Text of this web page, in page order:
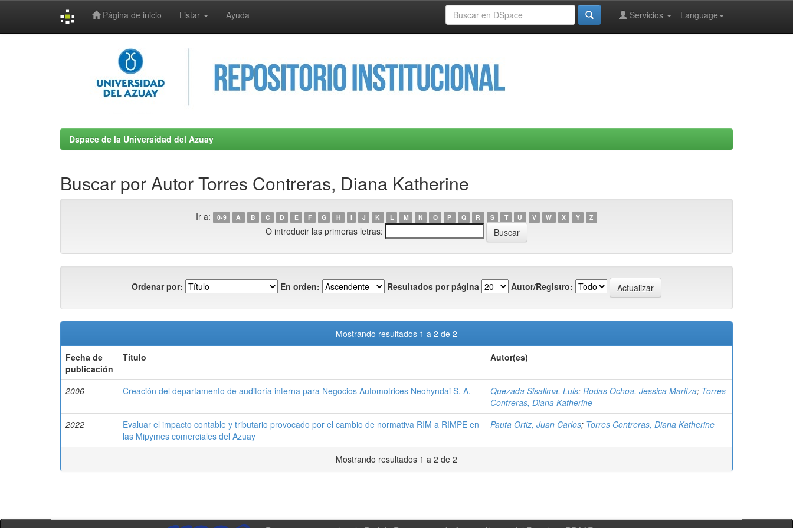
Página de inicio Listar Ayuda Language
Servicios
Dspace de la Universidad del Azuay
Buscar por Autor Torres Contreras, Diana Katherine
Ir a: 0-9 A B C D E F G H I J K L M N O P Q R S T U V W X Y Z
O introducir las primeras letras:
Ordenar por: En orden: Resultados por página Autor/Registro:
Mostrando resultados 1 a 2 de 2
Fecha de
publicación
Título Autor(es)
2006 Creación del departamento de auditoría interna para Negocios Automotrices Neohyndai S. A. Quezada Sisalima, Luis; Rodas Ochoa, Jessica Maritza; Torres
Contreras, Diana Katherine
2022
Evaluar el impacto contable y tributario provocado por el cambio de normativa RIM a RIMPE en
las Mipymes comerciales del Azuay
Pauta Ortiz, Juan Carlos; Torres Contreras, Diana Katherine
Mostrando resultados 1 a 2 de 2